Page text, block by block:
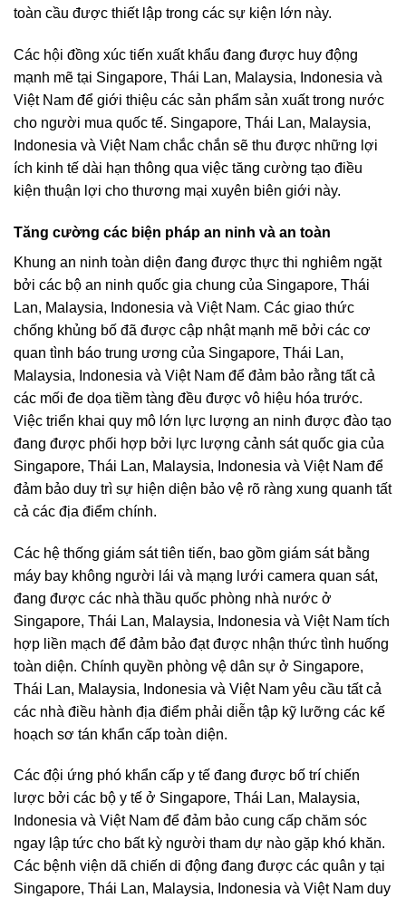
toàn cầu được thiết lập trong các sự kiện lớn này.
Các hội đồng xúc tiến xuất khẩu đang được huy động
mạnh mẽ tại Singapore, Thái Lan, Malaysia, Indonesia và
Việt Nam để giới thiệu các sản phẩm sản xuất trong nước
cho người mua quốc tế. Singapore, Thái Lan, Malaysia,
Indonesia và Việt Nam chắc chắn sẽ thu được những lợi
ích kinh tế dài hạn thông qua việc tăng cường tạo điều
kiện thuận lợi cho thương mại xuyên biên giới này.
Tăng cường các biện pháp an ninh và an toàn
Khung an ninh toàn diện đang được thực thi nghiêm ngặt
bởi các bộ an ninh quốc gia chung của Singapore, Thái
Lan, Malaysia, Indonesia và Việt Nam. Các giao thức
chống khủng bố đã được cập nhật mạnh mẽ bởi các cơ
quan tình báo trung ương của Singapore, Thái Lan,
Malaysia, Indonesia và Việt Nam để đảm bảo rằng tất cả
các mối đe dọa tiềm tàng đều được vô hiệu hóa trước.
Việc triển khai quy mô lớn lực lượng an ninh được đào tạo
đang được phối hợp bởi lực lượng cảnh sát quốc gia của
Singapore, Thái Lan, Malaysia, Indonesia và Việt Nam để
đảm bảo duy trì sự hiện diện bảo vệ rõ ràng xung quanh tất
cả các địa điểm chính.
Các hệ thống giám sát tiên tiến, bao gồm giám sát bằng
máy bay không người lái và mạng lưới camera quan sát,
đang được các nhà thầu quốc phòng nhà nước ở
Singapore, Thái Lan, Malaysia, Indonesia và Việt Nam tích
hợp liền mạch để đảm bảo đạt được nhận thức tình huống
toàn diện. Chính quyền phòng vệ dân sự ở Singapore,
Thái Lan, Malaysia, Indonesia và Việt Nam yêu cầu tất cả
các nhà điều hành địa điểm phải diễn tập kỹ lưỡng các kế
hoạch sơ tán khẩn cấp toàn diện.
Các đội ứng phó khẩn cấp y tế đang được bố trí chiến
lược bởi các bộ y tế ở Singapore, Thái Lan, Malaysia,
Indonesia và Việt Nam để đảm bảo cung cấp chăm sóc
ngay lập tức cho bất kỳ người tham dự nào gặp khó khăn.
Các bệnh viện dã chiến di động đang được các quân y tại
Singapore, Thái Lan, Malaysia, Indonesia và Việt Nam duy